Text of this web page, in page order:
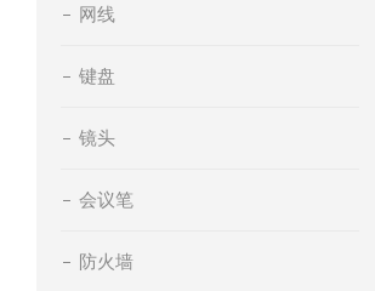
网线
键盘
镜头
会议笔
防火墙